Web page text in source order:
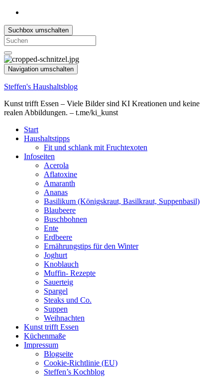
Suchbox umschalten
Search
for:
Navigation umschalten
Steffen's Haushaltsblog
Kunst trifft Essen – Viele Bilder sind KI Kreationen und keine
realen Abbildungen. – t.me/ki_kunst
Start
Haushaltstipps
Fit und schlank mit Fruchtexoten
Infoseiten
Acerola
Aflatoxine
Amaranth
Ananas
Basilikum (Königskraut, Basilkraut, Suppenbasil)
Blaubeere
Buschbohnen
Ente
Erdbeere
Ernährungstips für den Winter
Joghurt
Knoblauch
Muffin- Rezepte
Sauerteig
Spargel
Steaks und Co.
Suppen
Weihnachten
Kunst trifft Essen
Küchenmaße
Impressum
Blogseite
Cookie-Richtlinie (EU)
Steffen’s Kochblog